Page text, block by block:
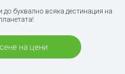
до буквално всяка дестинация на
на цени